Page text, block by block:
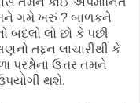
ગમે ખરું ? બાળકને
બદલો લો છો કે પછી
તદ્દન લાચારીથી કે
ઉત્તર તમને
થશે.